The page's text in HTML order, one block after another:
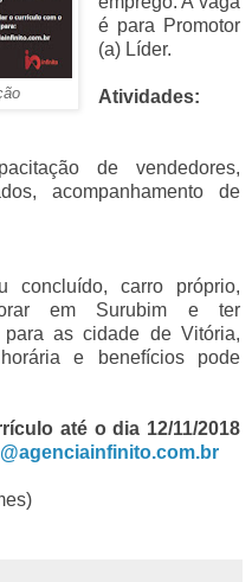
é para Promotor
(a) Líder.
Atividades:
de vendedores,
acompanhamento de
concluído, carro próprio,
em Surubim e ter
para as cidade de Vitória,
e benefícios pode
até o dia 12/11/2018